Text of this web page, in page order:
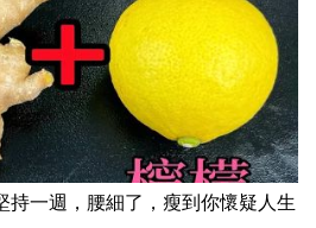
持一週，腰細了，瘦到你懷疑人生